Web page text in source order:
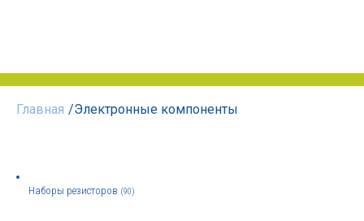
Главная /Электронные компоненты
Наборы резисторов (90)